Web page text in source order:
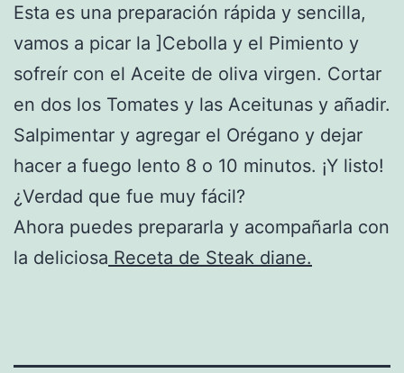
Esta es una preparación rápida y sencilla,
vamos a picar la ]Cebolla y el Pimiento y
sofreír con el Aceite de oliva virgen. Cortar
en dos los Tomates y las Aceitunas y añadir.
Salpimentar y agregar el Orégano y dejar
hacer a fuego lento 8 o 10 minutos. ¡Y listo!
¿Verdad que fue muy fácil?
Ahora puedes prepararla y acompañarla con
la deliciosa Receta de Steak diane.